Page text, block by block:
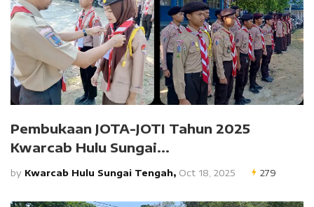
Pembukaan JOTA-JOTI Tahun 2025
Kwarcab Hulu Sungai...
by Kwarcab Hulu Sungai Tengah, Oct 18, 2025 279